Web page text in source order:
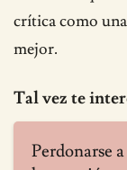
crítica como
mejor.
Tal vez te
Perdonarse